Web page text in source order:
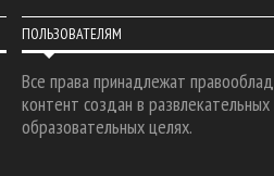
ПОЛЬЗОВАТЕЛЯМ
Все права принадлежат
контент создан в развлекательных
образовательных целях.